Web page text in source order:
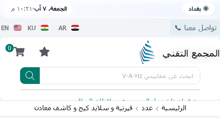
🌞 بغداد الجمعة، ٧ آب ١٠:٢١ م
تواصل معنا 📞 AR
KU
EN
المجمع التقني 0
ابحث عن مقاييس V-A-Hz
يتوفر لدينا توصيل الى جميع محافظات العراق
الرئيسية عدد فيرنية و سلايد كيج و كاشف معادن